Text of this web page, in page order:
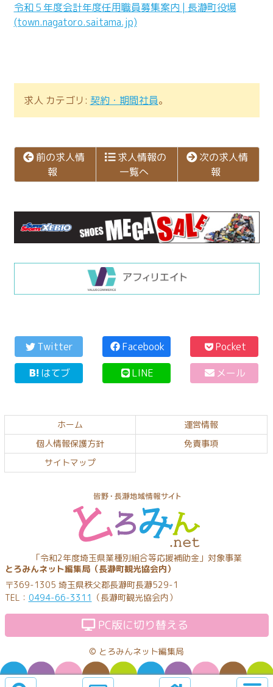
令和５年度会計年度任用職員募集案内 | 長瀞町役場
(town.nagatoro.saitama.jp)
求人 カテゴリ: 契約・期間社員。
前の求人情
報
求人情報の
一覧へ
次の求人情
報
文
の
へ
へ
戻
Twitter Facebook
Pocket
はてブ
LINE メール
ホーム
運営情報
個人情報保護方針
免責事項
サイトマップ
とろみんネッ
ト
「令和2年度埼玉県業種別組合等応援補助金」対象事業
とろみんネット編集局（長瀞町観光協会内）
〒369-1305 埼玉県秩父郡長瀞町長瀞529-1
TEL： 0494-66-3311 （長瀞町観光協会内）
PC版に切り替える
© とろみんネット編集局